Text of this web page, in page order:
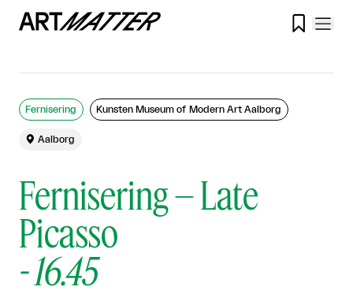

Fernisering – Late
Picasso
-16.45
Fernisering Kunsten Museum of Modern Art Aalborg
 Aalborg